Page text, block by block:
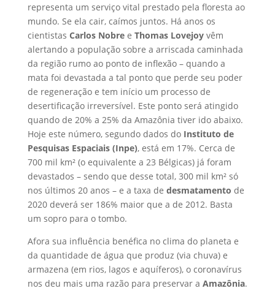
representa um serviço vital prestado pela floresta ao
mundo. Se ela cair, caímos juntos. Há anos os
cientistas Carlos Nobree Thomas Lovejoyvêm
alertando a população sobre a arriscada caminhada
da região rumo ao ponto de inflexão – quando a
mata foi devastada a tal ponto que perde seu poder
de regeneração e tem início um processo de
desertificação irreversível. Este ponto será atingido
quando de 20% a 25% da Amazônia tiver ido abaixo.
Hoje este número, segundo dados do Instituto de
Pesquisas Espaciais (Inpe), está em 17%. Cerca de
700 mil km² (o equivalente a 23 Bélgicas) já foram
devastados – sendo que desse total, 300 mil km² só
nos últimos 20 anos – e a taxa de desmatamento de
2020 deverá ser 186% maior que a de 2012. Basta
um sopro para o tombo.
Afora sua influência benéfica no clima do planeta e
da quantidade de água que produz (via chuva) e
armazena (em rios, lagos e aquíferos), o coronavírus
nos deu mais uma razão para preservar a Amazônia.